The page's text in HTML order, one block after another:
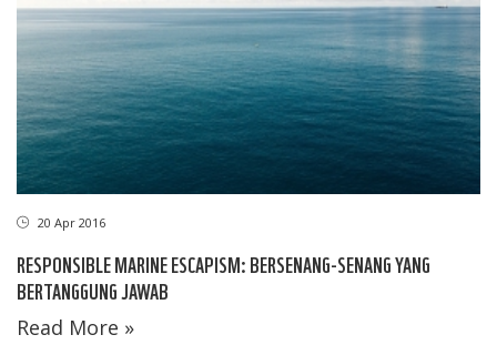
20 Apr 2016
RESPONSIBLE MARINE ESCAPISM: BERSENANG-SENANG YANG
BERTANGGUNG JAWAB
Read More »